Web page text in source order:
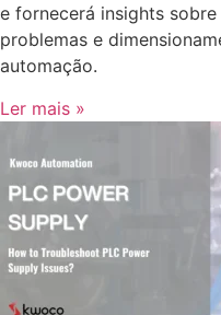
e fornecerá insights
problemas e
automação.
Ler mais »